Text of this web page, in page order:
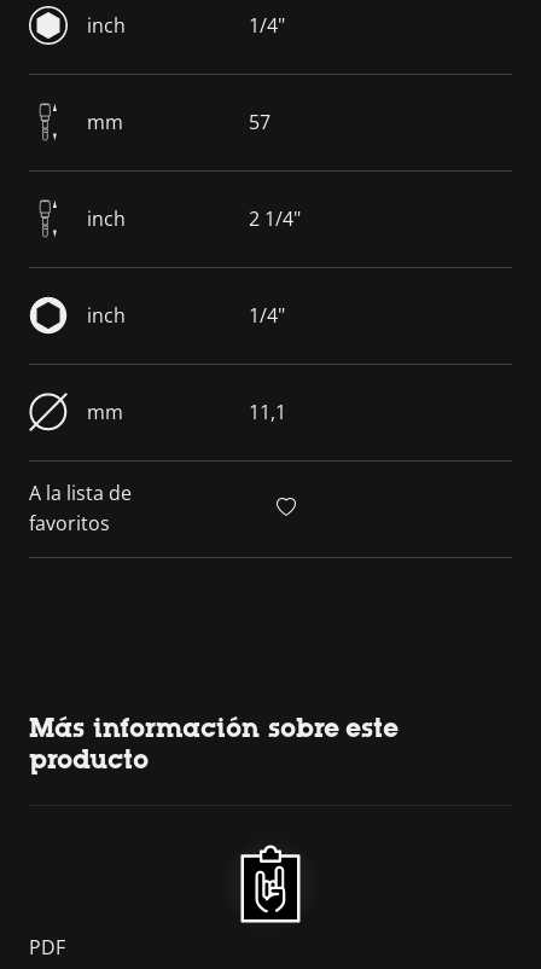
inch 1/4"
mm 57
inch 2 1/4"
inch 1/4"
mm 11,1
A la lista de
favoritos
Más información sobre este
producto
PDF